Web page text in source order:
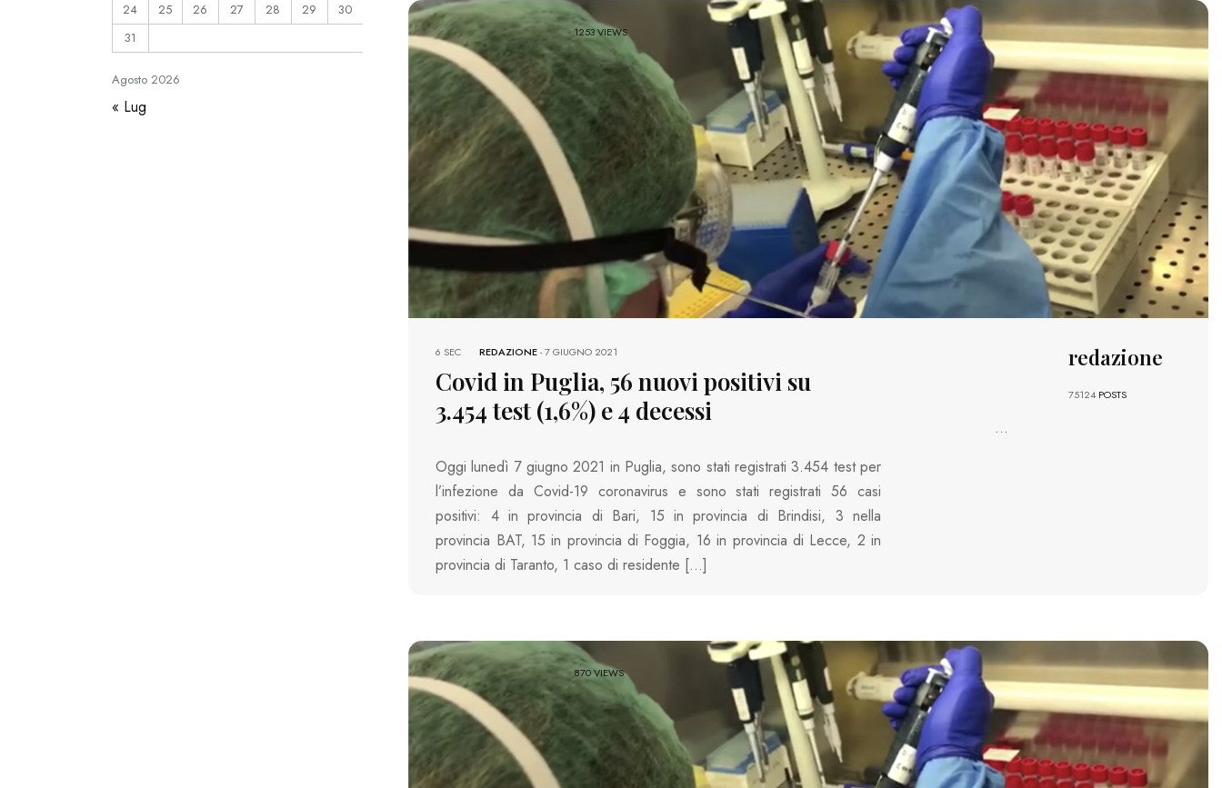
1253 VIEWS
REDAZIONE-7 GIUGNO 2021
6 SEC
Covid in Puglia, 56 nuovi positivi su
3.454 test (1,6%) e 4 decessi
Oggi lunedì 7 giugno 2021 in Puglia, sono stati registrati 3.454 test per
l’infezione da Covid-19 coronavirus e sono stati registrati 56 casi
positivi: 4 in provincia di Bari, 15 in provincia di Brindisi, 3 nella
provincia BAT, 15 in provincia di Foggia, 16 in provincia di Lecce, 2 in
provincia di Taranto, 1 caso di residente […]
redazione
75124 POSTS
...
870 VIEWS
Agosto2026
24
25 26 27 28 29
30
31
« Lug